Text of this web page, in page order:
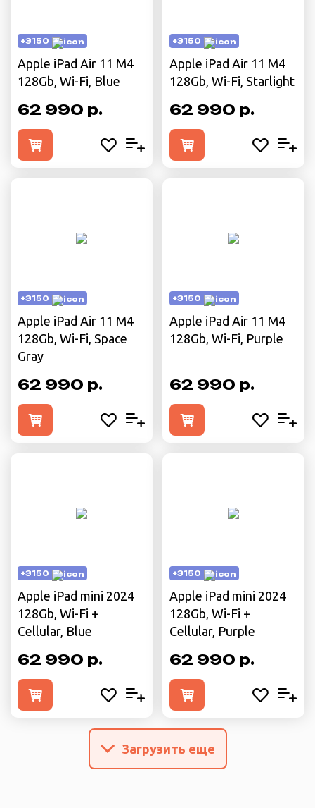
+3150
Apple iPad Air 11 M4
128Gb, Wi-Fi, Blue
62 990 р.
+3150
Apple iPad Air 11 M4
128Gb, Wi-Fi, Starlight
62 990 р.
+3150
Apple iPad Air 11 M4
128Gb, Wi-Fi, Space
Gray
62 990 р.
+3150
Apple iPad Air 11 M4
128Gb, Wi-Fi, Purple
62 990 р.
+3150
Apple iPad mini 2024
128Gb, Wi-Fi +
Cellular, Blue
62 990 р.
+3150
Apple iPad mini 2024
128Gb, Wi-Fi +
Cellular, Purple
62 990 р.
Загрузить еще